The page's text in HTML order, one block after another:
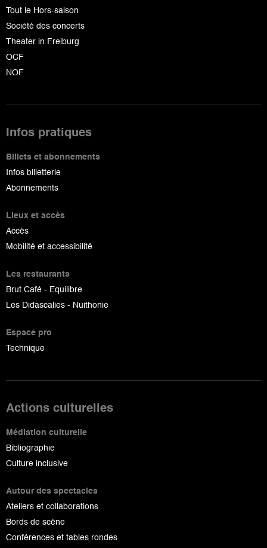
Tout le Hors-saison
Société des concerts
Theater in Freiburg
OCF
NOF
Infos pratiques
Billets et abonnements
Infos billetterie
Abonnements
Lieux et accès
Accès
Mobilité et accessibilité
Les restaurants
Brut Café - Equilibre
Les Didascalies - Nuithonie
Espace pro
Technique
Actions culturelles
Médiation culturelle
Bibliographie
Culture inclusive
Autour des spectacles
Ateliers et collaborations
Bords de scène
Conférences et tables rondes